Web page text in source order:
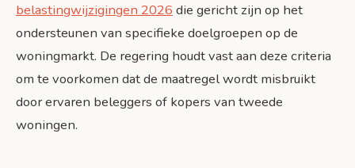
belastingwijzigingen 2026 die gericht zijn op het
ondersteunen van specifieke doelgroepen op de
woningmarkt. De regering houdt vast aan deze criteria
om te voorkomen dat de maatregel wordt misbruikt
door ervaren beleggers of kopers van tweede
woningen.